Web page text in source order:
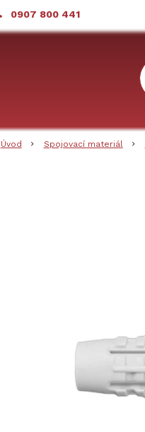
0907 800 441
Úvod Spojovací materiál